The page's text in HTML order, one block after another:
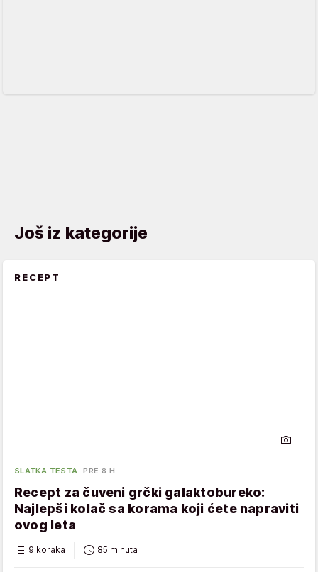
Još iz kategorije
RECEPT
SLATKA TESTA PRE 8 H
Recept za čuveni grčki galaktobureko:
Najlepši kolač sa korama koji ćete napraviti
ovog leta
9 koraka 85 minuta